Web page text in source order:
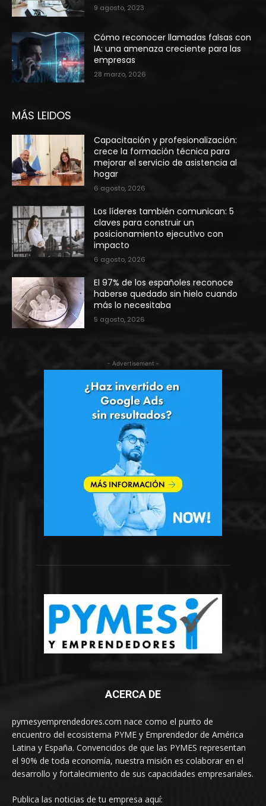
9 agosto, 2023
Cómo reconocer llamadas falsas con
IA: una amenaza creciente para las
empresas
28 marzo, 2026
MÁS LEIDOS
Capacitación y profesionalización:
crece la formación técnica para
mejorar el servicio de asistencia al
hogar
6 agosto, 2026
Los líderes también comunican: 5
claves para construir un
posicionamiento ejecutivo con
impacto
6 agosto, 2026
El 97% de los españoles reconoce
haberse quedado sin hielo cuando
más lo necesitaba
5 agosto, 2026
- Advertisement -
ACERCA DE
pymesyemprendedores.com nace como el punto de
encuentro del ecosistema PYME y Emprendedor de América
Latina y España. Convencidos de que las PYMES representan
el 90% de toda economía, nuestra misión es colaborar en el
desarrollo y fortalecimiento de sus capacidades empresariales.
Publica las noticias de tu empresa aquí: